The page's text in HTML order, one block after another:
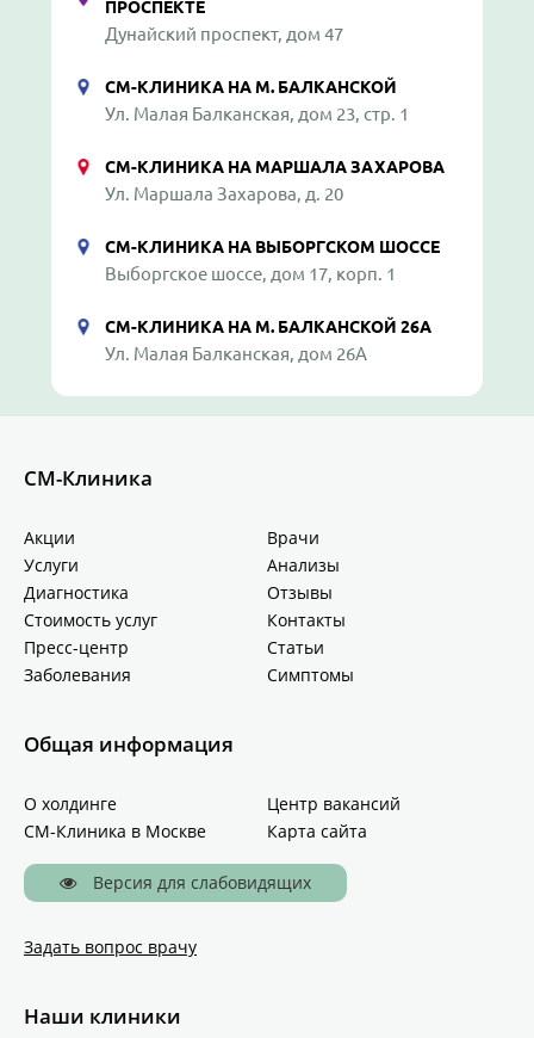
ПРОСПЕКТЕ
Дунайский проспект, дом 47
СМ-КЛИНИКА НА М. БАЛКАНСКОЙ
Ул. Малая Балканская, дом 23, стр. 1
СМ-КЛИНИКА НА МАРШАЛА ЗАХАРОВА
Ул. Маршала Захарова, д. 20
СМ-КЛИНИКА НА ВЫБОРГСКОМ ШОССЕ
Выборгское шоссе, дом 17, корп. 1
СМ-КЛИНИКА НА М. БАЛКАНСКОЙ 26А
Ул. Малая Балканская, дом 26А
СМ-Клиника
Акции
Врачи
Услуги
Анализы
Диагностика
Отзывы
Стоимость услуг
Контакты
Пресс-центр
Статьи
Заболевания
Симптомы
Общая информация
О холдинге
Центр вакансий
СМ-Клиника в Москве
Карта сайта
Версия для слабовидящих
Задать вопрос врачу
Наши клиники